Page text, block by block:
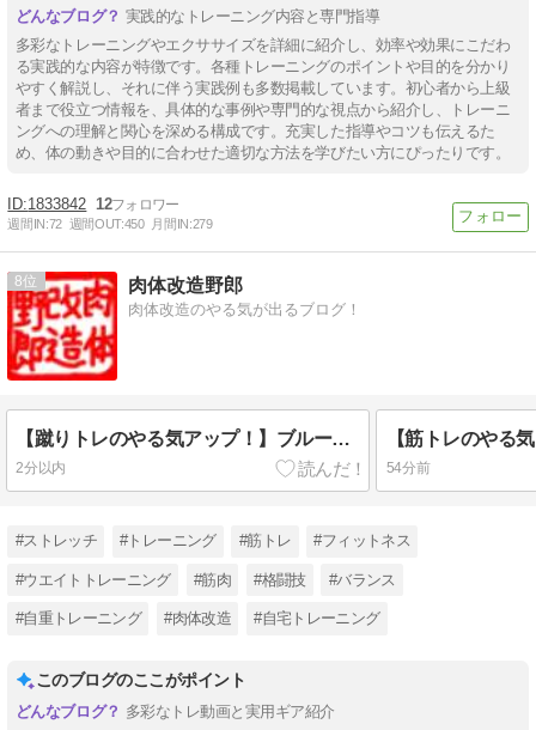
実践的なトレーニング内容と専門指導
多彩なトレーニングやエクササイズを詳細に紹介し、効率や効果にこだわ
る実践的な内容が特徴です。各種トレーニングのポイントや目的を分かり
やすく解説し、それに伴う実践例も多数掲載しています。初心者から上級
者まで役立つ情報を、具体的な事例や専門的な視点から紹介し、トレーニ
ングへの理解と関心を深める構成です。充実した指導やコツも伝えるた
め、体の動きや目的に合わせた適切な方法を学びたい方にぴったりです。
1833842 12
週間IN:72 週間OUT:450 月間IN:279
8 肉体改造野郎
肉体改造のやる気が出るブログ！
【蹴りトレのやる気アップ！】ブルース・リーの強烈回し蹴り
2分以内 54分前
#ストレッチ #トレーニング #筋トレ #フィットネス
#ウエイトトレーニング #筋肉 #格闘技 #バランス
#自重トレーニング #肉体改造 #自宅トレーニング
このブログのここがポイント
多彩なトレ動画と実用ギア紹介